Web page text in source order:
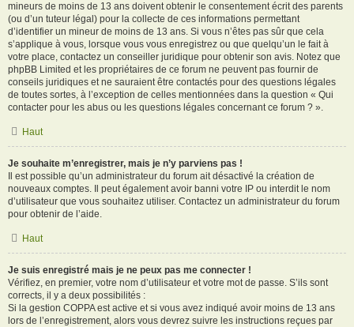
mineurs de moins de 13 ans doivent obtenir le consentement écrit des parents
(ou d’un tuteur légal) pour la collecte de ces informations permettant
d’identifier un mineur de moins de 13 ans. Si vous n’êtes pas sûr que cela
s’applique à vous, lorsque vous vous enregistrez ou que quelqu’un le fait à
votre place, contactez un conseiller juridique pour obtenir son avis. Notez que
phpBB Limited et les propriétaires de ce forum ne peuvent pas fournir de
conseils juridiques et ne sauraient être contactés pour des questions légales
de toutes sortes, à l’exception de celles mentionnées dans la question « Qui
contacter pour les abus ou les questions légales concernant ce forum ? ».
Haut
Je souhaite m’enregistrer, mais je n’y parviens pas !
Il est possible qu’un administrateur du forum ait désactivé la création de
nouveaux comptes. Il peut également avoir banni votre IP ou interdit le nom
d’utilisateur que vous souhaitez utiliser. Contactez un administrateur du forum
pour obtenir de l’aide.
Haut
Je suis enregistré mais je ne peux pas me connecter !
Vérifiez, en premier, votre nom d’utilisateur et votre mot de passe. S’ils sont
corrects, il y a deux possibilités :
Si la gestion COPPA est active et si vous avez indiqué avoir moins de 13 ans
lors de l’enregistrement, alors vous devrez suivre les instructions reçues par